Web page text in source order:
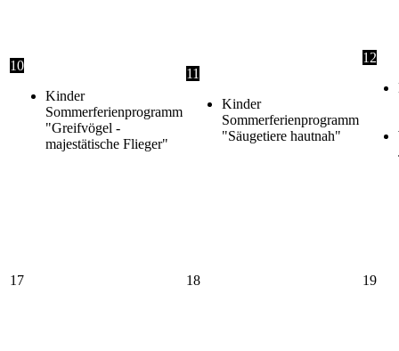
10
Kinder
Sommerferienprogramm
"Greifvögel -
majestätische Flieger"
11
Kinder
Sommerferienprogramm
"Säugetiere hautnah"
12
17 18 19